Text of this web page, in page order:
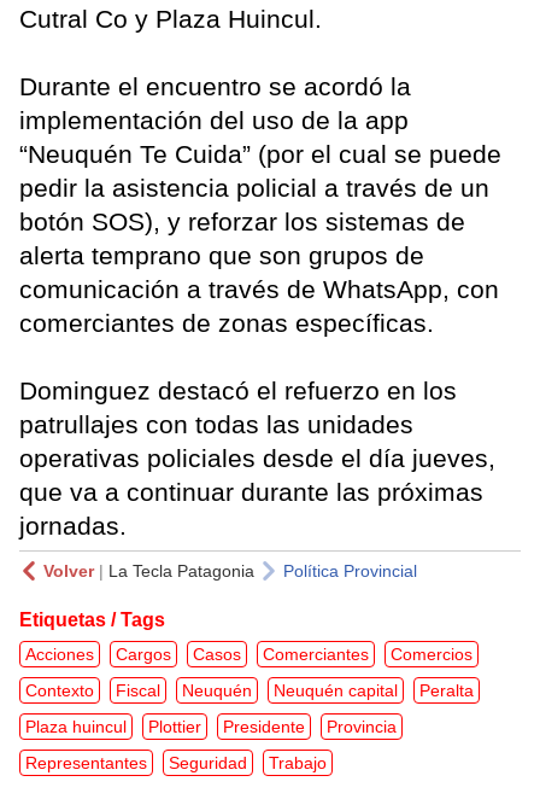
Cutral Co y Plaza Huincul.
Durante el encuentro se acordó la
implementación del uso de la app
“Neuquén Te Cuida” (por el cual se puede
pedir la asistencia policial a través de un
botón SOS), y reforzar los sistemas de
alerta temprano que son grupos de
comunicación a través de WhatsApp, con
comerciantes de zonas específicas.
Dominguez destacó el refuerzo en los
patrullajes con todas las unidades
operativas policiales desde el día jueves,
que va a continuar durante las próximas
jornadas.
Volver| La Tecla Patagonia Política Provincial
Etiquetas / Tags
Acciones Cargos Casos Comerciantes
Comercios
Contexto
Fiscal Neuquén Neuquén capital
Peralta
Plaza huincul
Plottier Presidente
Provincia
Representantes
Seguridad Trabajo